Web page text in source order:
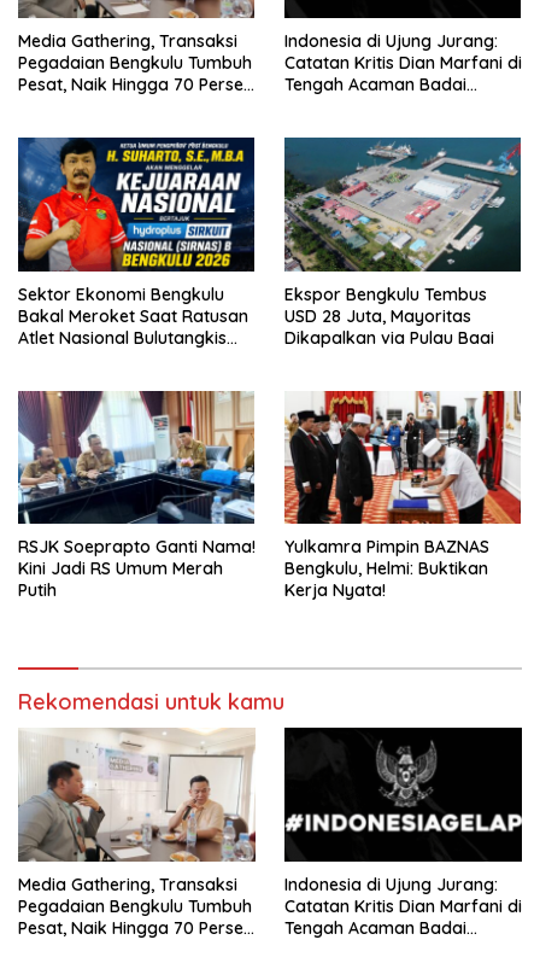
Media Gathering, Transaksi
Pegadaian Bengkulu Tumbuh
Pesat, Naik Hingga 70 Persen
Indonesia di Ujung Jurang:
Catatan Kritis Dian Marfani di
Tengah Acaman Badai
Sektor Ekonomi Bengkulu
Bakal Meroket Saat Ratusan
Atlet Nasional Bulutangkis
Ekspor Bengkulu Tembus
USD 28 Juta, Mayoritas
Dikapalkan via Pulau Baai
RSJK Soeprapto Ganti Nama!
Kini Jadi RS Umum Merah
Putih
Yulkamra Pimpin BAZNAS
Bengkulu, Helmi: Buktikan
Kerja Nyata!
Rekomendasi untuk kamu
Media Gathering, Transaksi
Pegadaian Bengkulu Tumbuh
Pesat, Naik Hingga 70 Persen
Indonesia di Ujung Jurang:
Catatan Kritis Dian Marfani di
Tengah Acaman Badai